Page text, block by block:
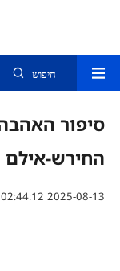
חיפוש
סיפור
החירש-אילם
02:44:12 2025-08-13